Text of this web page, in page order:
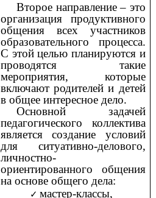
Второе направление – это
организация продуктивного
общения всех участников
образовательного процесса.
С этой целью планируются и
проводятся такие
мероприятия, которые
включают родителей и детей
в общее интересное дело.
Основной задачей
педагогического коллектива
является создание условий
для ситуативно-делового,
личностно-
ориентированного общения
на основе общего дела:
мастер-классы,